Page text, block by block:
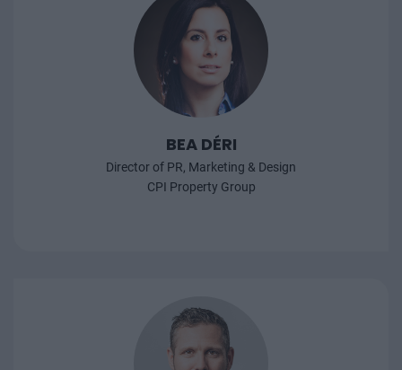
BEA DÉRI
Director of PR, Marketing & Design
CPI Property Group